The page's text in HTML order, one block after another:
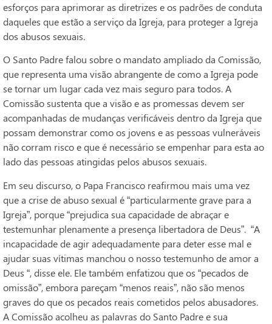
esforços para aprimorar as diretrizes e os padrões de conduta
daqueles que estão a serviço da Igreja, para proteger a Igreja
dos abusos sexuais.
O Santo Padre falou sobre o mandato ampliado da Comissão,
que representa uma visão abrangente de como a Igreja pode
se tornar um lugar cada vez mais seguro para todos. A
Comissão sustenta que a visão e as promessas devem ser
acompanhadas de mudanças verificáveis dentro da Igreja que
possam demonstrar como os jovens e as pessoas vulneráveis
não corram risco e que é necessário se empenhar para esta ao
lado das pessoas atingidas pelos abusos sexuais.
Em seu discurso, o Papa Francisco reafirmou mais uma vez
que a crise de abuso sexual é “particularmente grave para a
Igreja”, porque “prejudica sua capacidade de abraçar e
testemunhar plenamente a presença libertadora de Deus”. “A
incapacidade de agir adequadamente para deter esse mal e
ajudar suas vítimas manchou o nosso testemunho de amor a
Deus “, disse ele. Ele também enfatizou que os “pecados de
omissão”, embora pareçam “menos reais”, não são menos
graves do que os pecados reais cometidos pelos abusadores.
A Comissão acolheu as palavras do Santo Padre e sua